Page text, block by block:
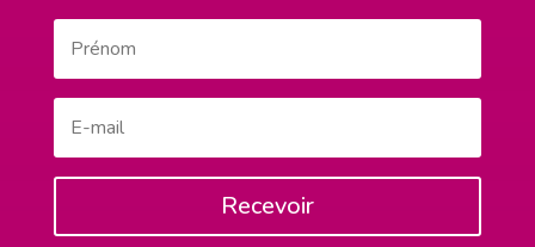
Recevoir